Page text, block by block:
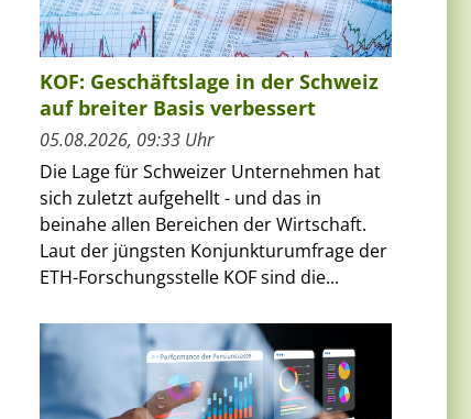
KOF: Geschäftslage in der Schweiz
auf breiter Basis verbessert
05.08.2026, 09:33 Uhr
Die Lage für Schweizer Unternehmen hat
sich zuletzt aufgehellt - und das in
beinahe allen Bereichen der Wirtschaft.
Laut der jüngsten Konjunkturumfrage der
ETH-Forschungsstelle KOF sind die...